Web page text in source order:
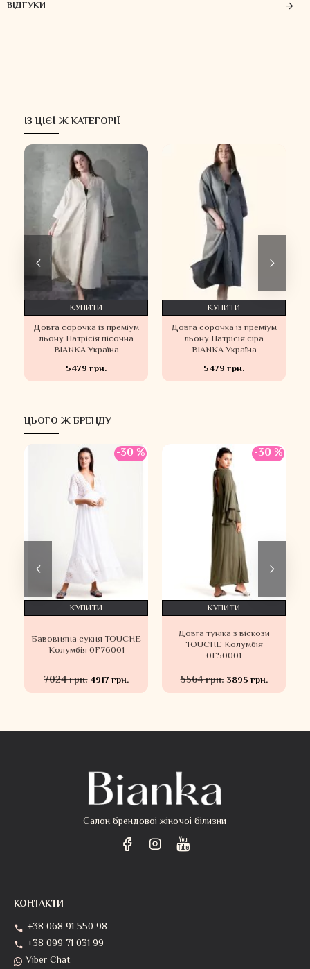
ВІДГУКИ
ІЗ ЦІЄЇ Ж КАТЕГОРІЇ
Довга сорочка із преміум
льону Патрісія пісочна
BIANKA Україна
5479 грн.
КУПИТИ
Довга сорочка із преміум
льону Патрісія сіра
BIANKA Україна
5479 грн.
КУПИТИ
ЦЬОГО Ж БРЕНДУ
-30 %
Бавовняна сукня TOUCHE
Колумбія 0F76001
7024 грн. 4917 грн.
КУПИТИ
-30 %
Довга туніка з віскози
TOUCHE Колумбія
0F50001
5564 грн. 3895 грн.
КУПИТИ
Салон брендовоі жіночоі білизни
КОНТАКТИ
+38 068 91 550 98
+38 099 71 031 99
Viber Chat